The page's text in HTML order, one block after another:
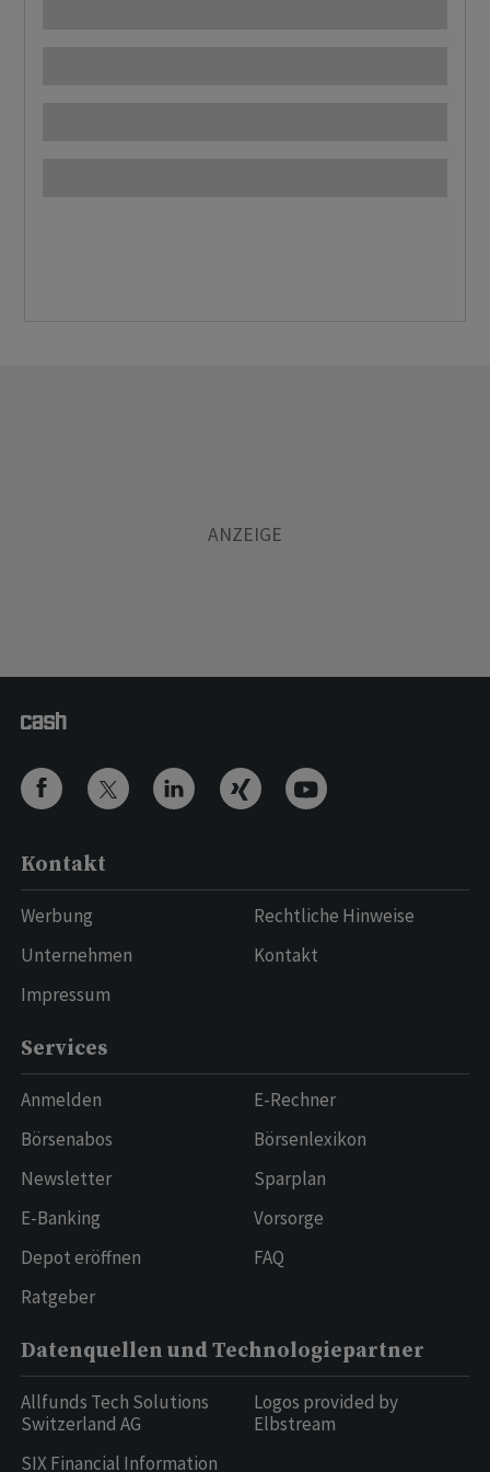
Kontakt
Werbung
Unternehmen
Impressum
Rechtliche Hinweise
Kontakt
Services
Anmelden
Börsenabos
Newsletter
E-Banking
Depot eröffnen
Ratgeber
E-Rechner
Börsenlexikon
Sparplan
Vorsorge
FAQ
Datenquellen und Technologiepartner
Allfunds Tech Solutions
Switzerland AG
SIX Financial Information
Logos provided by
Elbstream